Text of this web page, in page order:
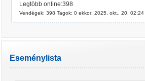
Legtöbb online:398
Vendégek: 398 Tagok: 0 ekkor: 2025. okt.. 20. 02:24
Eseménylista